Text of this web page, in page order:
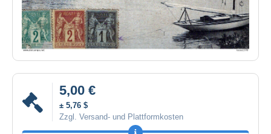
5,00 €
± 5,76 $
Zzgl. Versand- und Plattformkosten